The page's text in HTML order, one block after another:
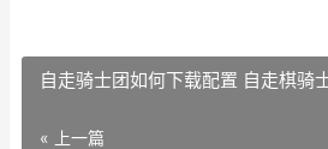
自走骑士团如何下载配置 自走棋骑
« 上一篇